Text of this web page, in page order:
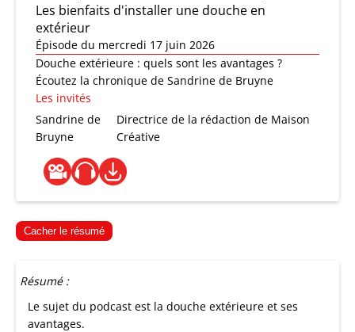
Les bienfaits d'installer une douche en
extérieur
Épisode du mercredi 17 juin 2026
Douche extérieure : quels sont les avantages ?
Écoutez la chronique de Sandrine de Bruyne
Les invités
Sandrine de
Bruyne
Directrice de la rédaction de Maison
Créative
Cacher le résumé
Résumé :
Le sujet du podcast est la douche extérieure et ses
avantages.